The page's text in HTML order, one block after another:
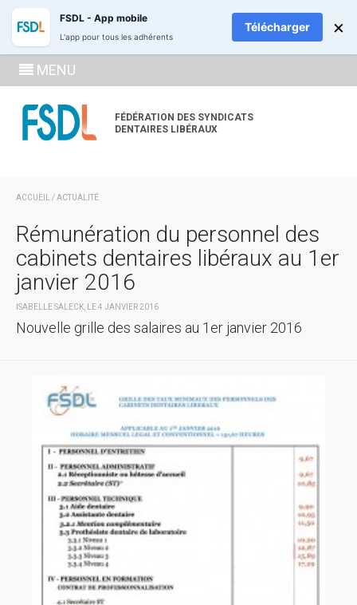
FÉDÉRATION DES SYNDICATS
DENTAIRES LIBÉRAUX
ADHÉREZ
MENU
ACCUEIL /ACTUALITÉ
Rémunération du personnel des
cabinets dentaires libéraux au 1er
janvier 2016
ISABELLE SALECK, LE 4 JANVIER 2016
Nouvelle grille des salaires au 1er janvier 2016
FSDL - App mobile
L'app pour tous les adhérents
Télécharger ×